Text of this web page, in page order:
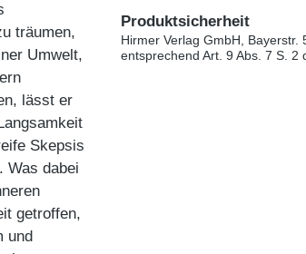
träumen,
Umwelt,
lässt er
Skepsis
Was dabei
getroffen,
und
Produktsicherheit
Hirmer Verlag GmbH,
entsprechend Art. 9 Abs. 7 S. 2